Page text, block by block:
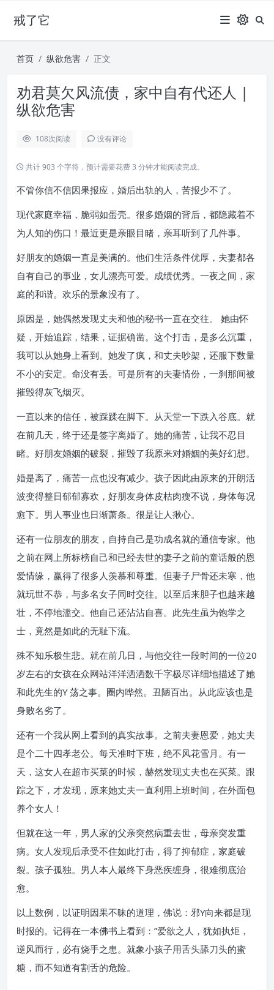
戒了它
首页 纵欲危害 正文
劝君莫欠风流债，家中自有代还人 |
纵欲危害
108次阅读 没有评论
共计 903 个字符，预计需要花费 3 分钟才能阅读完成。
不管你信不信因果报应，婚后出轨的人，苦报少不了。
现代家庭幸福，脆弱如蛋壳。很多婚姻的背后，都隐藏着不
为人知的伤口！最近更是亲眼目睹，亲耳听到了几件事。
好朋友的婚姻一直是美满的。他们生活条件优厚，夫妻都各
自有自己的事业，女儿漂亮可爱。成绩优秀。一夜之间，家
庭的和谐。欢乐的景象没有了。
原因是，她偶然发现丈夫和他的秘书一直在交往。 她由怀
疑，开始追踪，结果，证据确凿。这个打击，是多么沉重，
我可以从她身上看到。她发了疯，和丈夫吵架，还服下数量
不小的安定。命没有丢。可是所有的夫妻情份，一刹那间被
摧毁得灰飞烟灭。
一直以来的信任，被踩蹂在脚下。从天堂一下跌入谷底。就
在前几天，终于还是签字离婚了。她的痛苦，让我不忍目
睹。好朋友婚姻的破裂，摧毁了我原来对婚姻的美好幻想。
婚是离了，痛苦一点也没有减少。孩子因此由原来的开朗活
波变得整日郁郁寡欢，好朋友身体皮枯肉瘦不说，身体每况
愈下。男人事业也日渐萧条。很是让人揪心。
还有一位朋友的朋友，自持自己是功成名就的通信专家。他
之前在网上所标榜自己和已经去世的妻子之前的童话般的恩
爱情缘，赢得了很多人羡慕和尊重。但妻子尸骨还未寒，他
就玩世不恭，与多名女子同时交往。以至后来胆子也越来越
壮，不停地滥交。他自己还沾沾自喜。此先生虽为饱学之
士，竟然是如此的无耻下流。
殊不知乐极生悲。就在前几日，与他交往一段时间的一位20
岁左右的女孩在众网站洋洋洒洒数千字极尽详细地描述了她
和此先生的Y 荡之事。圈内哗然。丑陋百出。从此应该也是
身败名劣了。
还有一个我从网上看到的真实故事。之前夫妻恩爱，她丈夫
是个二十四孝老公。每天准时下班，绝不风花雪月。有一
天，这女人在超市买菜的时候，赫然发现丈夫也在买菜。跟
踪之下，才发现，原来她丈夫一直利用上班时间，在外面包
养个女人！
但就在这一年，男人家的父亲突然病重去世，母亲突发重
病。女人发现后承受不住如此打击，得了抑郁症，家庭破
裂。孩子孤独。男人本人最终下身恶疾缠身，很难彻底治
愈。
以上数例，以证明因果不昧的道理，佛说：邪Y向来都是现
时报的。记得在一本佛书上看到：”爱欲之人，犹如执炬，
逆风而行，必有烧手之患。就象小孩子用舌头舔刀头的蜜
糖，而不知道有割舌的危险。